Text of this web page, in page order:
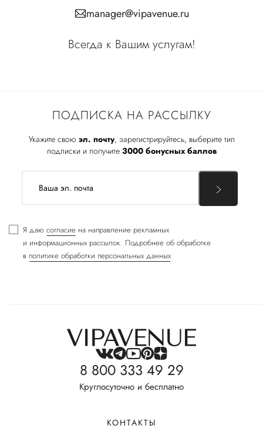
ПОДПИСКА НА РАССЫЛКУ
Укажите свою эл. почту, зарегистрируйтесь, выберите тип
подписки и получите 3000 бонусных баллов
Я даю согласие на направление рекламных
и информационных рассылок. Подробнее об обработке
в политике обработки персональных данных
manager@vipavenue.ru
Всегда к Вашим услугам!
8 800 333 49 29
Круглосуточно и бесплатно
КОНТАКТЫ